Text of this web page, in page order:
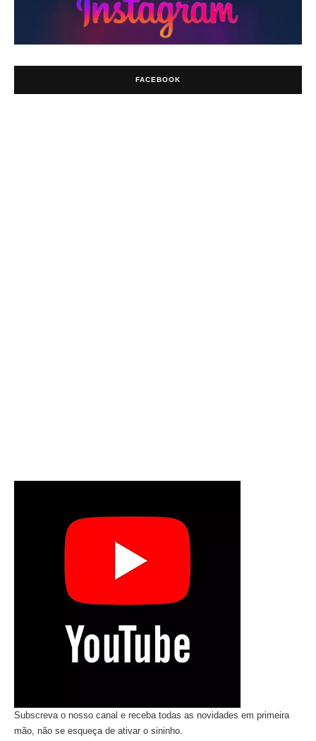
FACEBOOK
Subscreva o nosso canal e receba todas as novidades em primeira
mão, não se esqueça de ativar o sininho.